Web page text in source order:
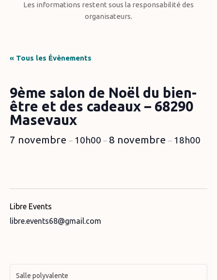
Les informations restent sous la responsabilité des
organisateurs.
« Tous les Évènements
9ème salon de Noël du bien-
être et des cadeaux – 68290
Masevaux
7 novembre – 10h00 – 8 novembre – 18h00
Libre Events
libre.events68@gmail.com
Salle polyvalente